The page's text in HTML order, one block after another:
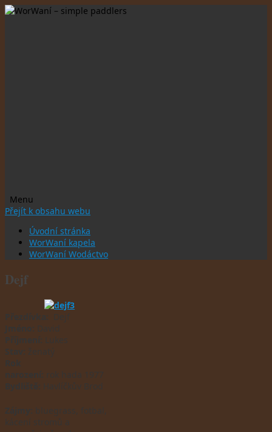
Menu
Přejít k obsahu webu
Úvodní stránka
WorWaní kapela
WorWaní Wodáctvo
Dejf